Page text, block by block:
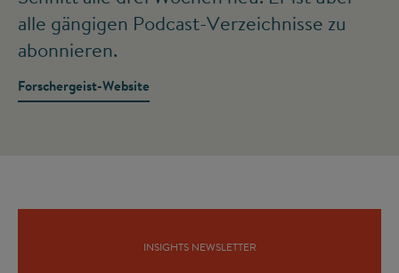
alle gängigen Podcast-Verzeichnisse zu
abonnieren.
Forschergeist-Website
INSIGHTS NEWSLETTER